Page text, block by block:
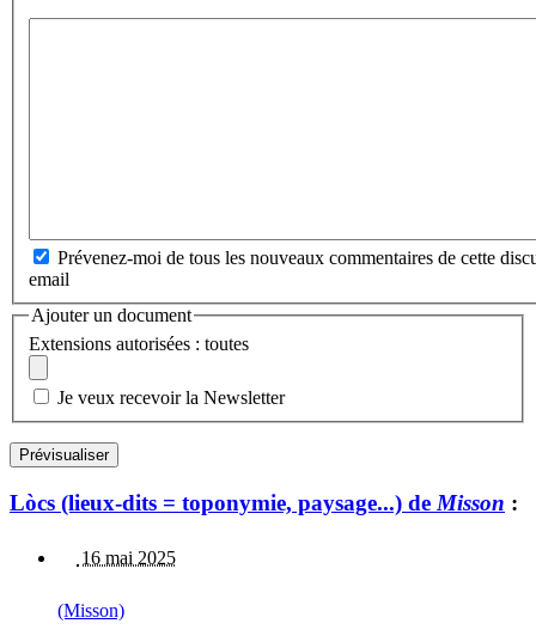
Prévenez-moi de tous les nouveaux commentaires de cette
email
Ajouter un document
Extensions autorisées : toutes
Je veux recevoir la Newsletter
Lòcs (lieux-dits = toponymie, paysage...) de Misson :
16 mai 2025
(Misson)